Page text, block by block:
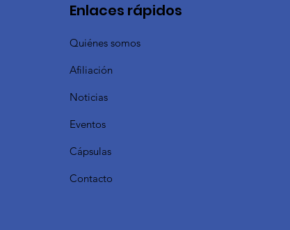
Enlaces rápidos
Quiénes somos
Afiliación
Noticias
Eventos
Cápsulas
Contacto